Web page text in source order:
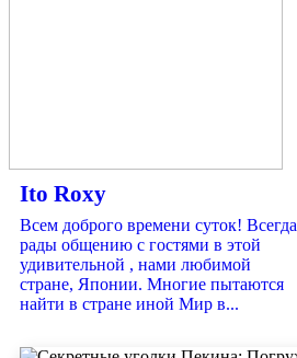
Ito Roxy
Всем доброго времени суток! Всегда
рады общению с гостями в этой
удивительной , нами любимой
стране, Японии. Многие пытаются
найти в стране иной Мир в...